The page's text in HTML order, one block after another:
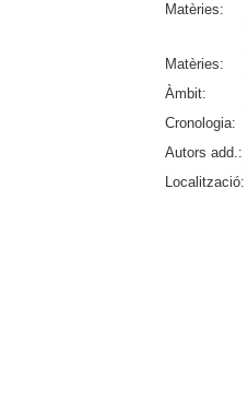
Matèries:
Matèries:
Àmbit:
Cronologia:
Autors add.:
Localització: